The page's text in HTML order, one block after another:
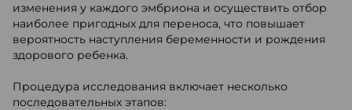
изменения у каждого эмбриона и осуществить отбор
наиболее пригодных для переноса, что повышает
вероятность наступления беременности и рождения
здорового ребенка.
Процедура исследования включает несколько
последовательных этапов: